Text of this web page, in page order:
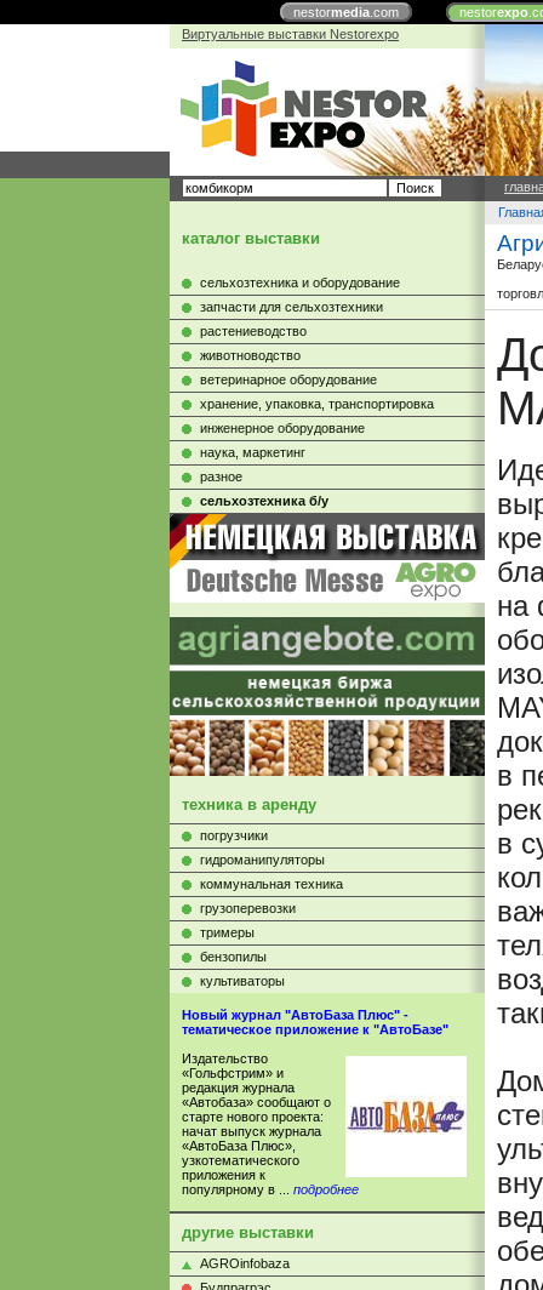
nestormedia.com nestorexpo
Виртуальные выставки Nestorexpo
каталог выставки
сельхозтехника и оборудование
запчасти для сельхозтехники
растениеводство
животноводство
ветеринарное оборудование
хранение, упаковка, транспортировка
инженерное оборудование
наука, маркетинг
разное
сельхозтехника б/у
техника в аренду
погрузчики
гидроманипуляторы
коммунальная техника
грузоперевозки
тримеры
бензопилы
культиваторы
Новый журнал "АвтоБаза Плюс" -
тематическое приложение к "АвтоБазе"
Издательство
«Гольфстрим» и
редакция журнала
«Автобаза» сообщают о
старте нового проекта:
начат выпуск журнала
«АвтоБаза Плюс»,
узкотематического
приложения к
популярному в ... подробнее
другие выставки
AGROinfobaza
на
в
в